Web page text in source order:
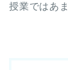
授業ではあ